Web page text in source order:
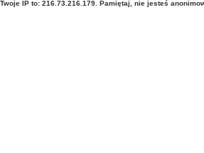
Twoje IP to: 216.73.216.179. Pamiętaj, nie jesteś